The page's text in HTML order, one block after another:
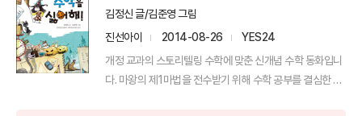
김정신 글/김준영 그림
진선아이
2014-08-26
YES24
개정 교과의 스토리텔링 수학에 맞춘 신개념 수학 동화입니
다. 마왕의 제1마법을 전수받기 위해 수학 공부를 결심한 툴